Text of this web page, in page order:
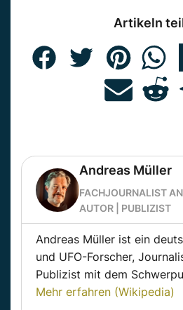
Artikeln
Andreas Müller
FACHJOURNALIST
AUTOR | PUBLIZIST
Andreas Müller ist ein
und UFO-Forscher,
Publizist mit dem
Mehr erfahren (Wikipedia)